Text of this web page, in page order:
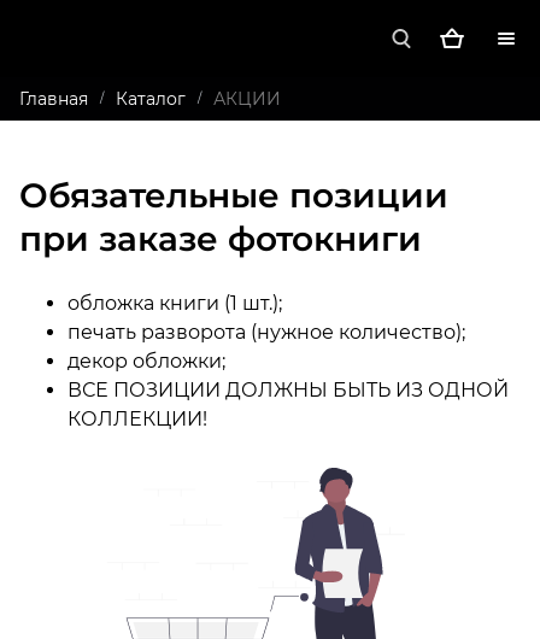
Главная / Каталог / АКЦИИ
Обязательные позиции
при заказе фотокниги
обложка книги (1 шт.);
печать разворота (нужное количество);
декор обложки;
ВСЕ ПОЗИЦИИ ДОЛЖНЫ БЫТЬ ИЗ ОДНОЙ
КОЛЛЕКЦИИ!